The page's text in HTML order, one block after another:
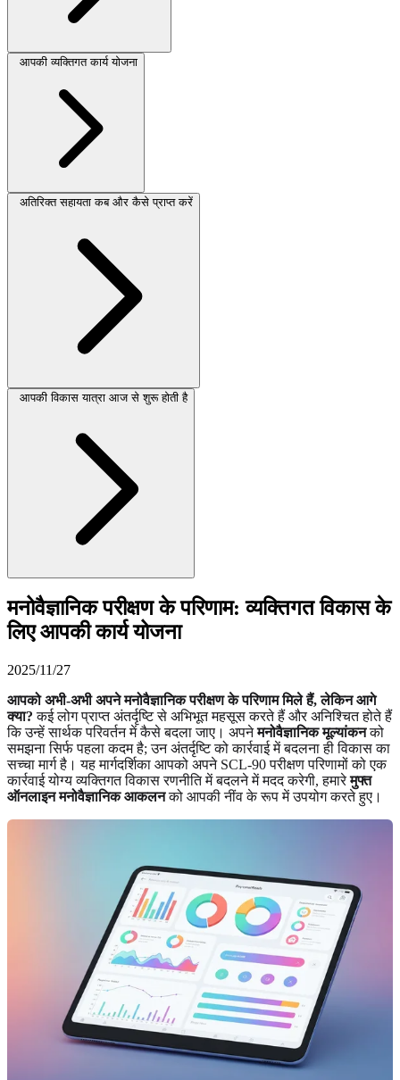
आपकी व्यक्तिगत कार्य योजना
अतिरिक्त सहायता कब और कैसे प्राप्त करें
आपकी विकास यात्रा आज से शुरू होती है
मनोवैज्ञानिक परीक्षण के परिणाम: व्यक्तिगत विकास के
लिए आपकी कार्य योजना
2025/11/27
आपको अभी-अभी अपने मनोवैज्ञानिक परीक्षण के परिणाम मिले हैं, लेकिन आगे
क्या? कई लोग प्राप्त अंतर्दृष्टि से अभिभूत महसूस करते हैं और अनिश्चित होते हैं
कि उन्हें सार्थक परिवर्तन में कैसे बदला जाए। अपनेमनोवैज्ञानिक मूल्यांकनको
समझना सिर्फ पहला कदम है; उन अंतर्दृष्टि को कार्रवाई में बदलना ही विकास का
सच्चा मार्ग है। यह मार्गदर्शिका आपको अपने SCL-90 परीक्षण परिणामों को एक
कार्रवाई योग्य व्यक्तिगत विकास रणनीति में बदलने में मदद करेगी, हमारेमुफ्त
ऑनलाइन मनोवैज्ञानिक आकलनको आपकी नींव के रूप में उपयोग करते हुए।